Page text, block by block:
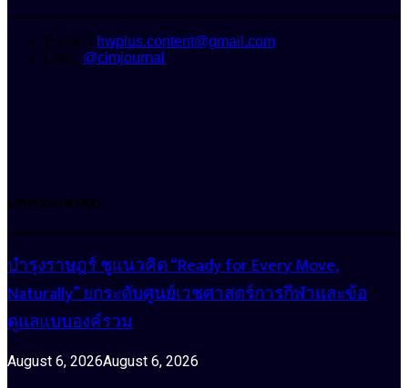
E-mail : hwplus.content@gmail.com
Line : @cimjournal
บทความล่าสุด
บำรุงราษฎร์ ชูแนวคิด “Ready for Every Move,
Naturally” ยกระดับศูนย์เวชศาสตร์การกีฬาและข้อ
ดูแลแบบองค์รวม
August 6, 2026August 6, 2026